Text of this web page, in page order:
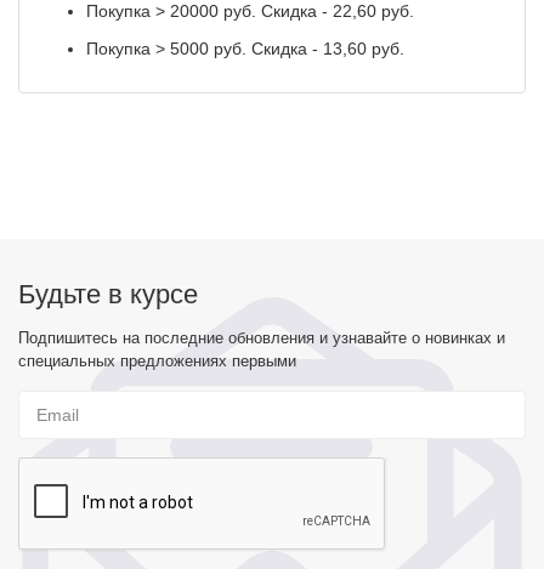
Покупка > 20000 руб. Скидка - 22,60 руб.
Покупка > 5000 руб. Скидка - 13,60 руб.
Будьте в курсе
Подпишитесь на последние обновления и узнавайте о новинках и
специальных предложениях первыми